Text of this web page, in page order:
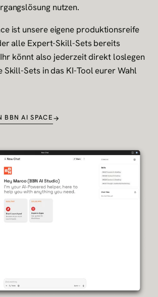
nutzen.
ist unsere eigene produktionsreife
alle Expert-Skill-Sets bereits
könnt also jederzeit direkt loslegen
Skill-Sets in das KI-Tool eurer Wahl
BBN AI SPACE→